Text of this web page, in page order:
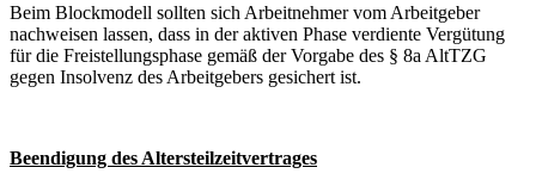
Beim Blockmodell sollten sich Arbeitnehmer vom Arbeitgeber
nachweisen lassen, dass in der aktiven Phase verdiente Vergütung
für die Freistellungsphase gemäß der Vorgabe des § 8a AltTZG
gegen Insolvenz des Arbeitgebers gesichert ist.
Beendigung des Altersteilzeitvertrages